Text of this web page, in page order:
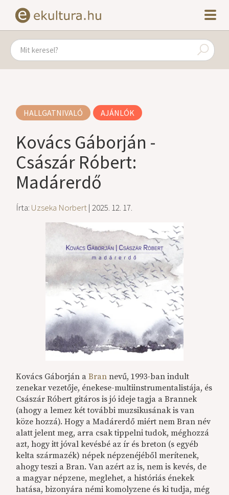
HALLGATNIVALÓ AJÁNLÓK
Kovács Gáborján -
Császár Róbert:
Madárerdő
Írta: Uzseka Norbert| 2025. 12. 17.
Kovács Gáborján aBran nevű, 1993-ban indult
zenekar vezetője, énekese-multiinstrumentalistája, és
Császár Róbert gitáros is jó ideje tagja a Brannek
(ahogy a lemez két további muzsikusának is van
köze hozzá). Hogy a Madárerdő miért nem Bran név
alatt jelent meg, arra csak tippelni tudok, méghozzá
azt, hogy itt jóval kevésbé az ír és breton (s egyéb
kelta származék) népek népzenéjéből merítenek,
ahogy teszi a Bran. Van azért az is, nem is kevés, de
a magyar népzene, meglehet, a históriás énekek
hatása, bizonyára némi komolyzene és ki tudja, még